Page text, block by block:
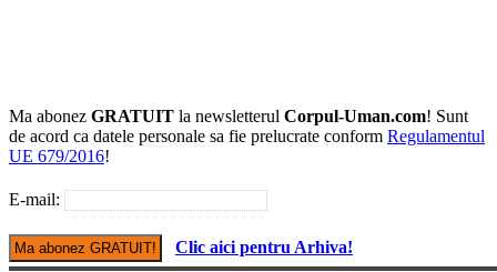
Ma abonez GRATUIT la newsletterul Corpul-Uman.com! Sunt
de acord ca datele personale sa fie prelucrate conform Regulamentul
UE 679/2016!
E-mail:
Clic aici pentru Arhiva!